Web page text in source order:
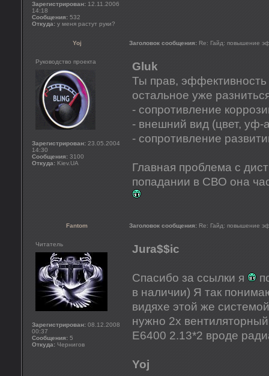
Зарегистрирован: 12.11.2006
14:18
Сообщения: 532
Откуда: у меня растут руки?
Yoj Заголовок сообщения: Re: Гайд: повышение
Руководство проекта
Зарегистрирован: 23.05.2004
14:30
Сообщения: 3100
Откуда: Kiev.UA
Gluk
Ты прав, эффективность
остальное уже
- сопротивление
- внешний вид (цвет, уф-
- сопротивление
Главная проблема с
попадании в СВО она
Fantom Заголовок сообщения: Re: Гайд: повышение
Читатель
Зарегистрирован: 08.12.2008
00:37
Сообщения: 5
Откуда: Чернигов
Jura$$ic
Спасибо за ссылки я
в наличии) Я так
видяхе этой же
нужно 2х
E6400 2.13*2 вроде
Yoj